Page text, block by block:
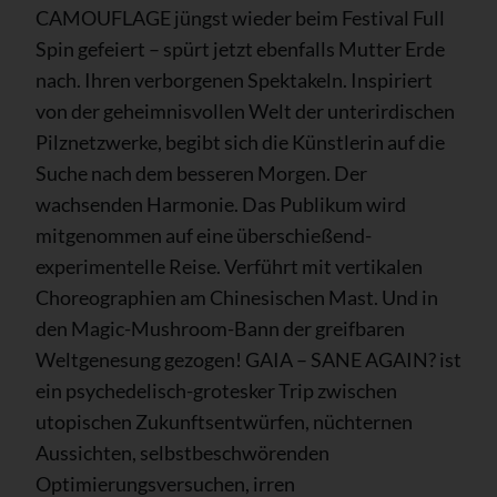
CAMOUFLAGE jüngst wieder beim Festival Full
Spin gefeiert – spürt jetzt ebenfalls Mutter Erde
nach. Ihren verborgenen Spektakeln. Inspiriert
von der geheimnisvollen Welt der unterirdischen
Pilznetzwerke, begibt sich die Künstlerin auf die
Suche nach dem besseren Morgen. Der
wachsenden Harmonie. Das Publikum wird
mitgenommen auf eine überschießend-
experimentelle Reise. Verführt mit vertikalen
Choreographien am Chinesischen Mast. Und in
den Magic-Mushroom-Bann der greifbaren
Weltgenesung gezogen! GAIA – SANE AGAIN? ist
ein psychedelisch-grotesker Trip zwischen
utopischen Zukunftsentwürfen, nüchternen
Aussichten, selbstbeschwörenden
Optimierungsversuchen, irren